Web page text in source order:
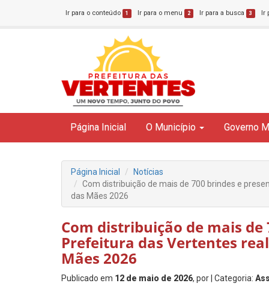
Ir para o conteúdo 1 Ir para o menu 2 Ir para a busca 3 Ir
Página Inicial O Município Governo
Página Inicial
Notícias
Com distribuição de mais de 700 brindes e
das Mães 2026
Com distribuição de mais
Prefeitura das Vertentes
Mães 2026
Publicado em 12 de maio de 2026, por | Categoria: